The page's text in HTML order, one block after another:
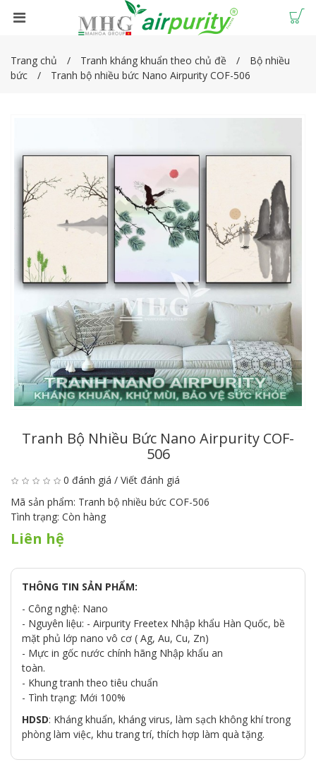
Trang chủ Tranh kháng khuẩn theo chủ đề
Bộ nhiều
bức
Tranh bộ nhiều bức Nano Airpurity COF-506
Tranh Bộ Nhiều Bức Nano Airpurity COF-
506
0 đánh giá / Viết đánh giá
Mã sản phẩm: Tranh bộ nhiều bức COF-506
Tình trạng: Còn hàng
Liên hệ
THÔNG TIN SẢN PHẨM:
- Công nghệ: Nano
- Nguyên liệu: - Airpurity Freetex Nhập khẩu Hàn Quốc, bề
mặt phủ lớp nano vô cơ ( Ag, Au, Cu, Zn)
- Mực in gốc nước chính hãng Nhập khẩu an
toàn.
- Khung tranh theo tiêu chuẩn
- Tình trạng: Mới 100%
HDSD: Kháng khuẩn, kháng virus, làm sạch không khí trong
phòng làm việc, khu trang trí, thích hợp làm quà tặng.